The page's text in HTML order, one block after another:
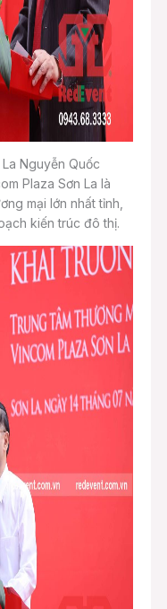
Nguyễn Quốc
Plaza Sơn La là
mại lớn nhất tỉnh,
kiến trúc đô thị.